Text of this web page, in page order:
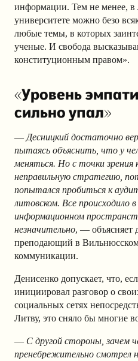
информации. Тем не менее,
университете можно безо
любые темы, в которых
ученые. И свобода
конституционным правом».
«Уровень
сильно упал»
— Десницкий достаточно
пытаясь объяснить, что у
меняться. Но с точки зрения
неправильную стратегию,
попытался пробиться к
литовском. Все происходило
информационном
незначительно, — объясняет
преподающий в Вильнюсском
коммуникации.
Денисенко допускает, что,
инициировал разговор о
социальных сетях
Литву, это сняло бы многие
— С другой стороны, зачем
пренебрежительно смотрел